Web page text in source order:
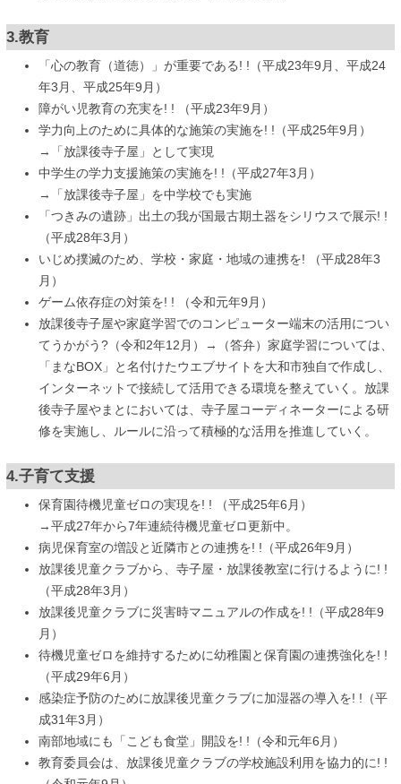
3.教育
「心の教育（道徳）」が重要である! !（平成23年9月、平成24
年3月、平成25年9月）
障がい児教育の充実を! ! （平成23年9月）
学力向上のために具体的な施策の実施を! !（平成25年9月）
→「放課後寺子屋」として実現
中学生の学力支援施策の実施を! !（平成27年3月）
→「放課後寺子屋」を中学校でも実施
「つきみの遺跡」出土の我が国最古期土器をシリウスで展示! !
（平成28年3月）
いじめ撲滅のため、学校・家庭・地域の連携を! （平成28年3
月）
ゲーム依存症の対策を! ! （令和元年9月）
放課後寺子屋や家庭学習でのコンピューター端末の活用につい
てうかがう?（令和2年12月）→（答弁）家庭学習については、
「まなBOX」と名付けたウエブサイトを大和市独自で作成し、
インターネットで接続して活用できる環境を整えていく。放課
後寺子屋やまとにおいては、寺子屋コーディネーターによる研
修を実施し、ルールに沿って積極的な活用を推進していく。
4.子育て支援
保育園待機児童ゼロの実現を! ! （平成25年6月）
→平成27年から7年連続待機児童ゼロ更新中。
病児保育室の増設と近隣市との連携を! !（平成26年9月）
放課後児童クラブから、寺子屋・放課後教室に行けるように! !
（平成28年3月）
放課後児童クラブに災害時マニュアルの作成を! !（平成28年9
月）
待機児童ゼロを維持するために幼稚園と保育園の連携強化を! !
（平成29年6月）
感染症予防のために放課後児童クラブに加湿器の導入を! !（平
成31年3月）
南部地域にも「こども食堂」開設を! !（令和元年6月）
教育委員会は、放課後児童クラブの学校施設利用を協力的に! !